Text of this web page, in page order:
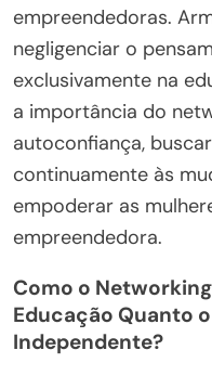
empreendedoras.
negligenciar o
exclusivamente na
a importância do
autoconfiança,
continuamente às
empoderar as
empreendedora.
Como o
Educação Quanto
Independente?